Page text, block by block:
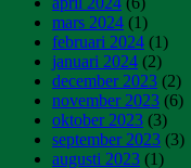
mars 2024 (1)
februari 2024 (1)
januari 2024 (2)
december 2023 (2)
november 2023 (6)
oktober 2023 (3)
september 2023 (3)
augusti 2023 (1)